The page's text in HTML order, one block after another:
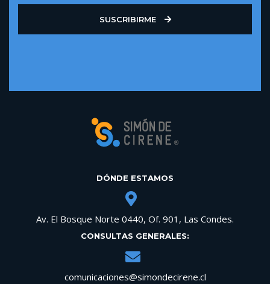
SUSCRIBIRME
DÓNDE ESTAMOS
Av. El Bosque Norte 0440, Of. 901, Las Condes.
CONSULTAS GENERALES:
comunicaciones@simondecirene.cl